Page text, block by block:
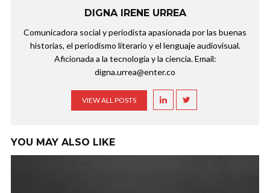
DIGNA IRENE URREA
Comunicadora social y periodista apasionada por las buenas
historias, el periodismo literario y el lenguaje audiovisual.
Aficionada a la tecnología y la ciencia. Email:
digna.urrea@enter.co
VIEW ALL POSTS
YOU MAY ALSO LIKE